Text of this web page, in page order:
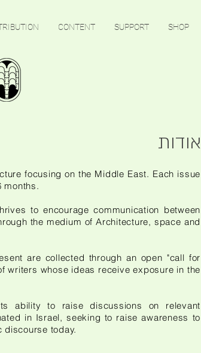
CONTENT SUPPORT SHOP
אודות
focusing on the Middle East. Each issue
months.
to encourage communication between
the medium of Architecture, space and
are collected through an open "call for
writers whose ideas receive exposure in the
ability to raise discussions on relevant
in Israel, seeking to raise awareness to
discourse today.